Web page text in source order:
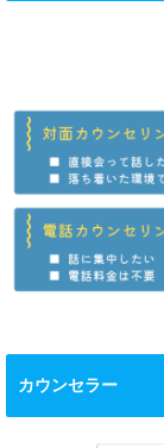
カウンセラー